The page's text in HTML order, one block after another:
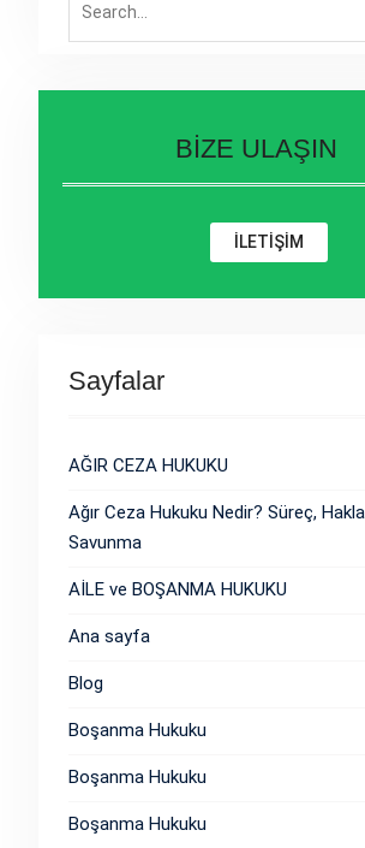
for:
BİZE ULAŞIN
İLETİŞİM
Sayfalar
AĞIR CEZA HUKUKU
Ağır Ceza Hukuku Nedir? Süreç,
Savunma
AİLE ve BOŞANMA HUKUKU
Ana sayfa
Blog
Boşanma Hukuku
Boşanma Hukuku
Boşanma Hukuku